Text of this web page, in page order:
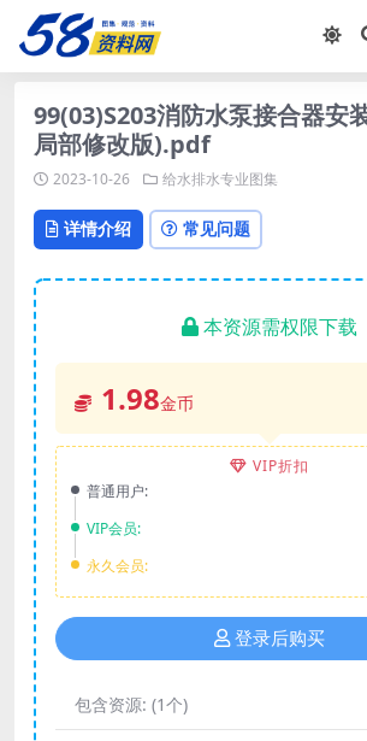
99(03)S203消防水泵接合器安
局部修改版).pdf
2023-10-26 给水排水专业图集
详情介绍 常见问题
本资源需权限下载
1.98金币
VIP折扣
普通用户:
VIP会员:
永久会员:
登录后购买
包含资源: (1个)